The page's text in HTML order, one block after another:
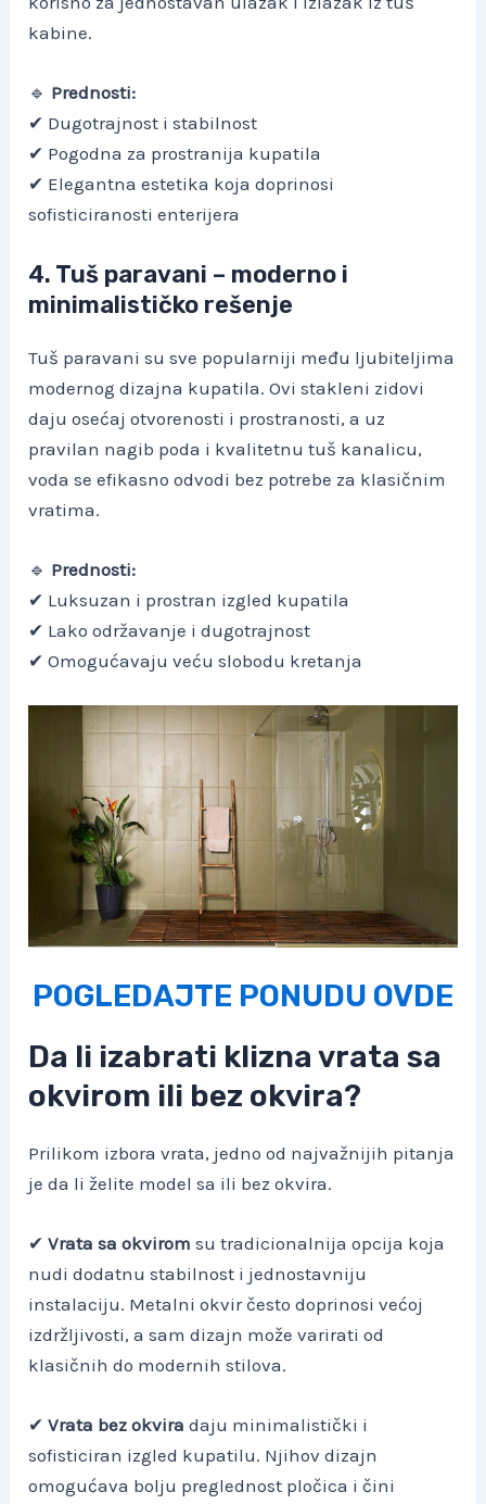
kabine.
🔹 Prednosti:
✔ Dugotrajnost i stabilnost
✔ Pogodna za prostranija kupatila
✔ Elegantna estetika koja doprinosi
sofisticiranosti enterijera
4. Tuš paravani – moderno i
minimalističko rešenje
Tuš paravani su sve popularniji među ljubiteljima
modernog dizajna kupatila. Ovi stakleni zidovi
daju osećaj otvorenosti i prostranosti, a uz
pravilan nagib poda i kvalitetnu tuš kanalicu,
voda se efikasno odvodi bez potrebe za klasičnim
vratima.
🔹 Prednosti:
✔ Luksuzan i prostran izgled kupatila
✔ Lako održavanje i dugotrajnost
✔ Omogućavaju veću slobodu kretanja
POGLEDAJTE PONUDU OVDE
Da li izabrati klizna vrata sa
okvirom ili bez okvira?
Prilikom izbora vrata, jedno od najvažnijih pitanja
je da li želite model sa ili bez okvira.
✔Vrata sa okvirom su tradicionalnija opcija koja
nudi dodatnu stabilnost i jednostavniju
instalaciju. Metalni okvir često doprinosi većoj
izdržljivosti, a sam dizajn može varirati od
klasičnih do modernih stilova.
✔Vrata bez okvira daju minimalistički i
sofisticiran izgled kupatilu. Njihov dizajn
omogućava bolju preglednost pločica i čini